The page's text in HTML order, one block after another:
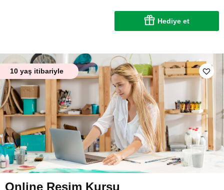
Hediye et
10 yaş itibariyle
Online Resim Kursu